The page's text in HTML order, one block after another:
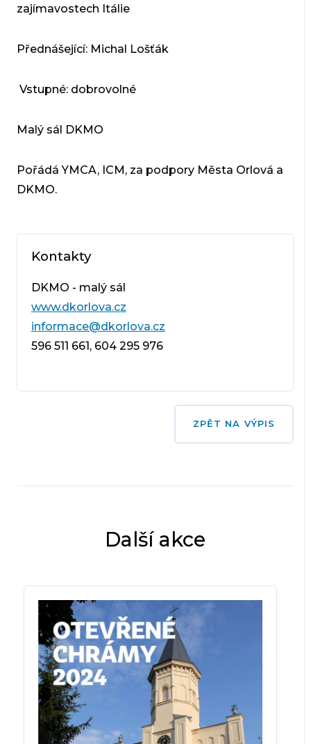
zajímavostech Itálie
Přednášející: Michal Lošťák
Vstupné: dobrovolné
Malý sál DKMO
Pořádá YMCA, ICM, za podpory Města Orlová a
DKMO.
Kontakty
DKMO - malý sál
www.dkorlova.cz
informace@dkorlova.cz
596 511 661, 604 295 976
ZPĚT NA VÝPIS
Další akce